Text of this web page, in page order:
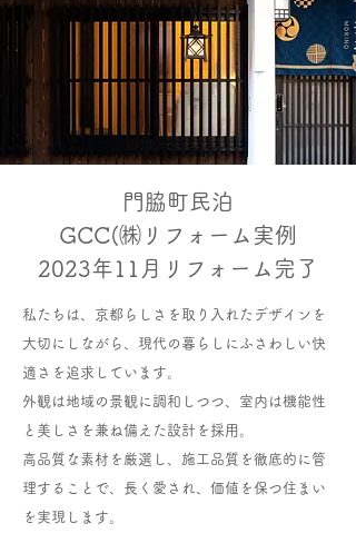
門脇町民泊
GCC(㈱リフォーム実例
2023年11月リフォーム完了
私たちは、京都らしさを取り入れたデザインを
大切にしながら、現代の暮らしにふさわしい快
適さを追求しています。
外観は地域の景観に調和しつつ、室内は機能性
と美しさを兼ね備えた設計を採用。
高品質な素材を厳選し、施工品質を徹底的に管
理することで、長く愛され、価値を保つ住まい
を実現します。